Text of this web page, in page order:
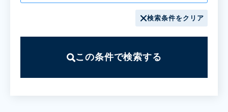
検索条件をクリア
この条件で検索する